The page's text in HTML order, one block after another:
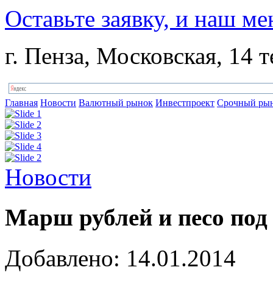
Оставьте заявку, и наш
г. Пенза, Московская, 14
Главная Новости Валютный рынок Инвестпроект Срочный
Новости
Марш рублей и песо
Добавлено: 14.01.2014